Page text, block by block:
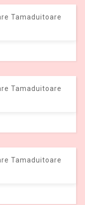
Tamaduitoare
Tamaduitoare
Tamaduitoare